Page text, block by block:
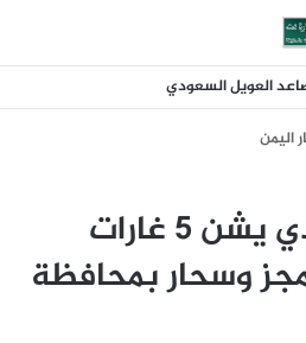
العويل السعودي
اليمن
الطيران السعودي يشن 5 غارات
وسحار بمحافظة